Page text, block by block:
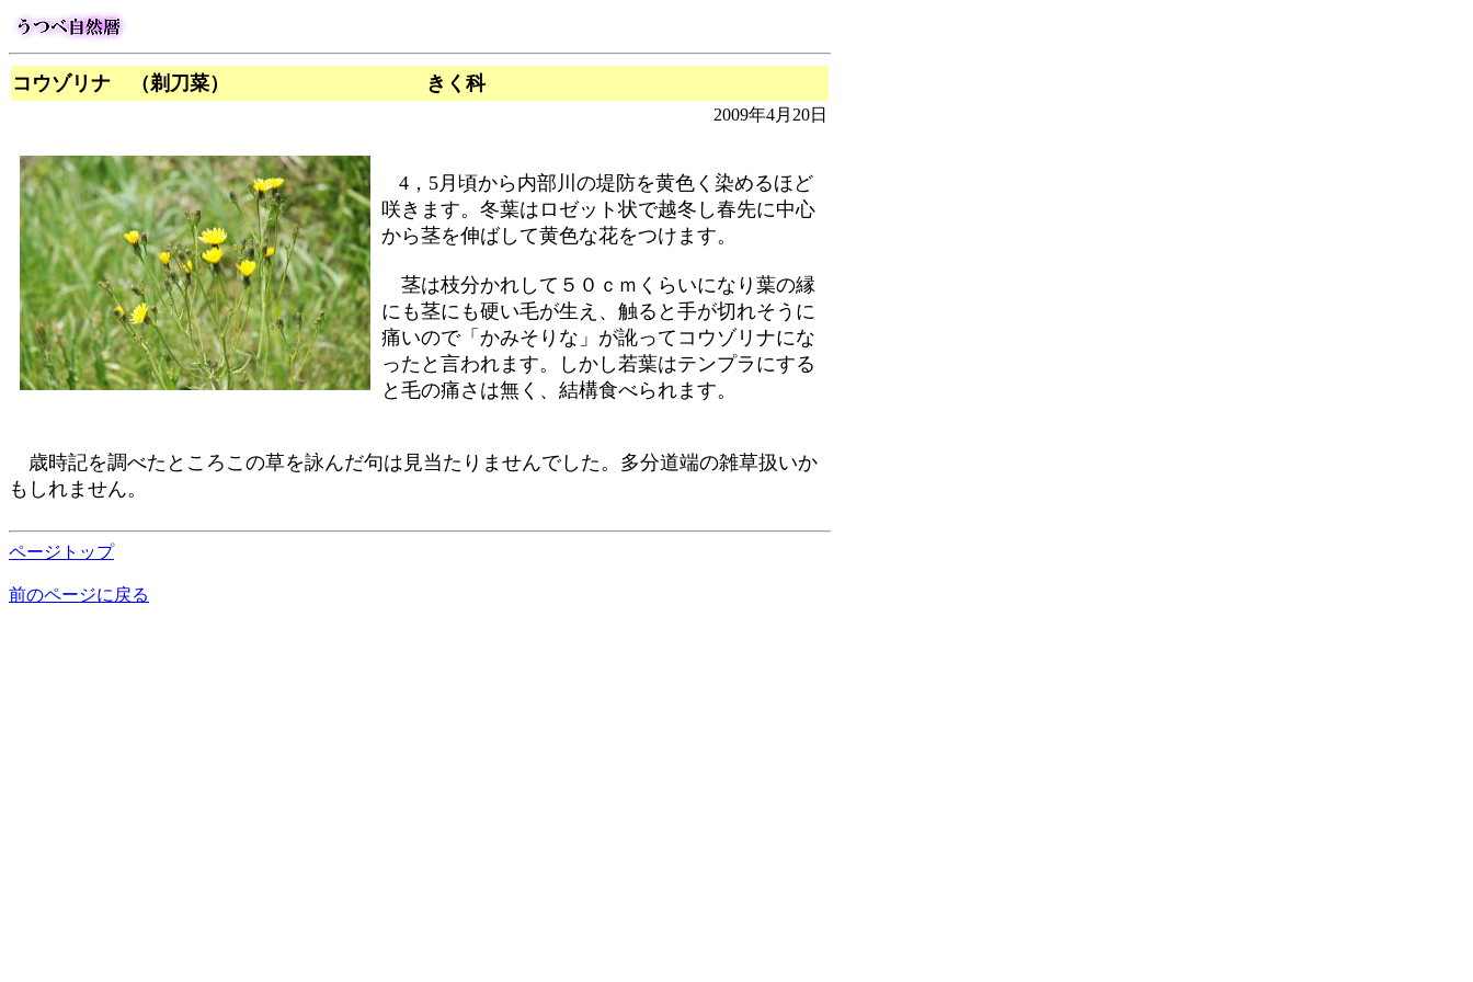
コウゾリナ （剃刀菜） きく科
2009年4月20日
4，5月頃から内部川の堤防を黄色く染めるほど
咲きます。冬葉はロゼット状で越冬し春先に中心
から茎を伸ばして黄色な花をつけます。
茎は枝分かれして５０ｃｍくらいになり葉の縁
にも茎にも硬い毛が生え、触ると手が切れそうに
痛いので「かみそりな」が訛ってコウゾリナにな
ったと言われます。しかし若葉はテンプラにする
と毛の痛さは無く、結構食べられます。
歳時記を調べたところこの草を詠んだ句は見当たりませんでした。多分道端の雑草扱いか
もしれません。
ページトップ
前のページに戻る